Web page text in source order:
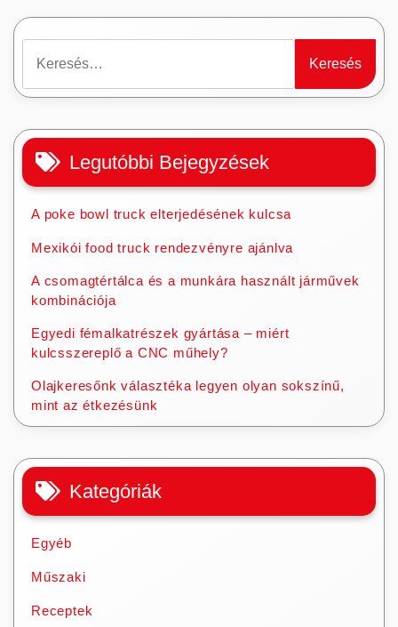
Legutóbbi Bejegyzések
A poke bowl truck elterjedésének kulcsa
Mexikói food truck rendezvényre ajánlva
A csomagtértálca és a munkára használt járművek
kombinációja
Egyedi fémalkatrészek gyártása – miért
kulcsszereplő a CNC műhely?
Olajkeresőnk választéka legyen olyan sokszínű,
mint az étkezésünk
Kategóriák
Egyéb
Műszaki
Receptek